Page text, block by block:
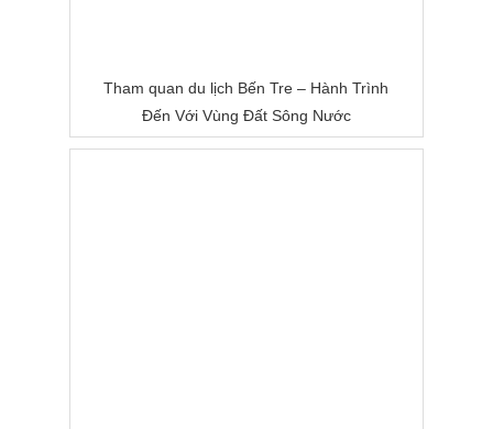
Tham quan du lịch Bến Tre – Hành Trình
Đến Với Vùng Đất Sông Nước